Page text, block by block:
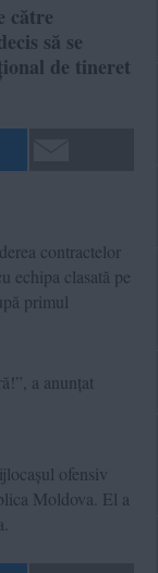
către
să se
de tineret
contractelor
echipa clasată pe
primul
a anunțat
ofensiv
Moldova. El a